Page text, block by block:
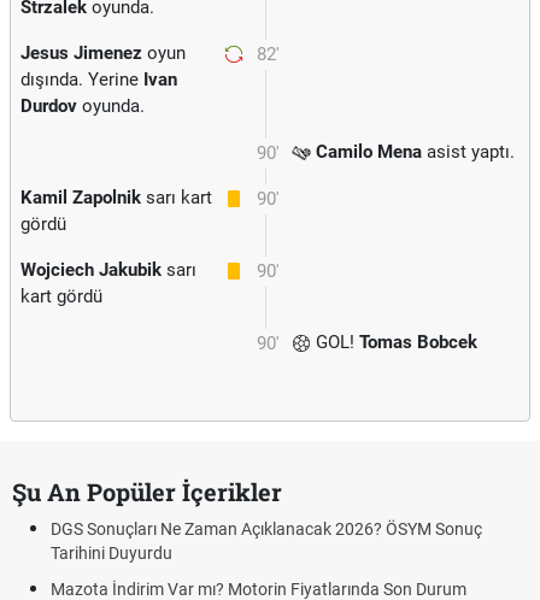
Strzalek oyunda.
82'
Jesus Jimenez oyun
dışında. Yerine Ivan
Durdov oyunda.
90' Camilo Mena asist yaptı.
90'
Kamil Zapolnik sarı kart
gördü
90'
Wojciech Jakubik sarı
kart gördü
90' GOL! Tomas Bobcek
Şu An Popüler İçerikler
DGS Sonuçları Ne Zaman Açıklanacak 2026? ÖSYM Sonuç
Tarihini Duyurdu
Mazota İndirim Var mı? Motorin Fiyatlarında Son Durum